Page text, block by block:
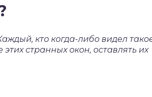
кто когда-либо видел
странных окон, оставлять их